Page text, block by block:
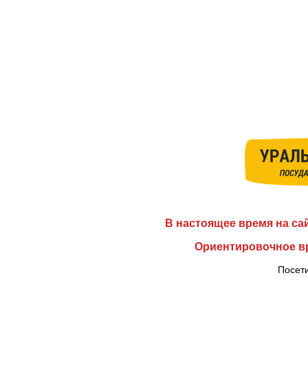
В настоящее время на
Ориентировочное